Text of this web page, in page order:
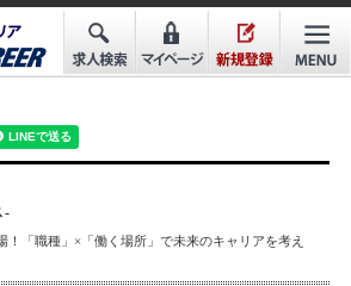
-
！「職種」×「働く場所」で未来のキャリアを考え